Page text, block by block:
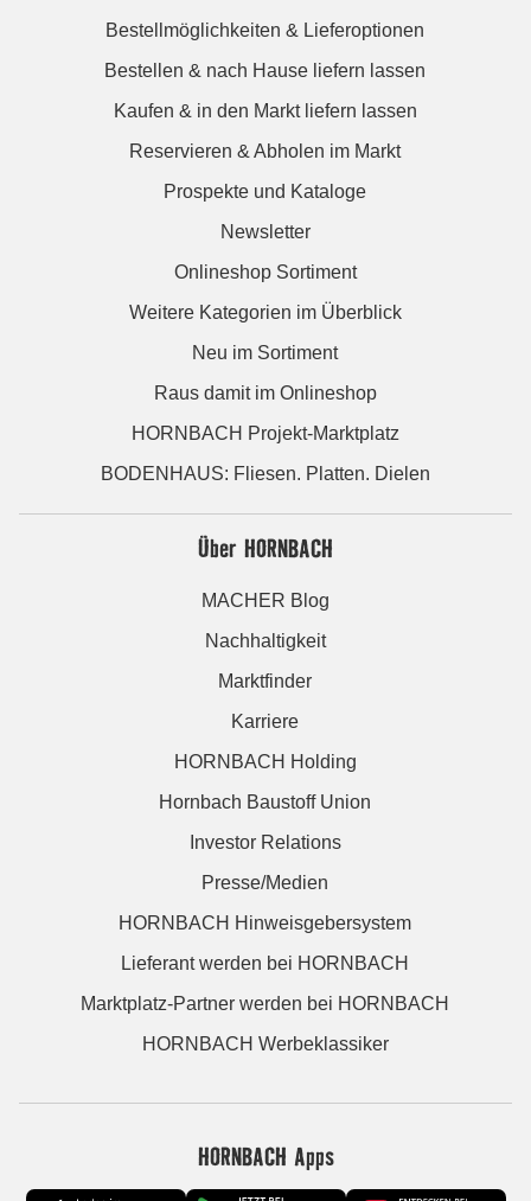
Bestellmöglichkeiten & Lieferoptionen
Bestellen & nach Hause liefern lassen
Kaufen & in den Markt liefern lassen
Reservieren & Abholen im Markt
Prospekte und Kataloge
Newsletter
Onlineshop Sortiment
Weitere Kategorien im Überblick
Neu im Sortiment
Raus damit im Onlineshop
HORNBACH Projekt-Marktplatz
BODENHAUS: Fliesen. Platten. Dielen
Über HORNBACH
MACHER Blog
Nachhaltigkeit
Marktfinder
Karriere
HORNBACH Holding
Hornbach Baustoff Union
Investor Relations
Presse/Medien
HORNBACH Hinweisgebersystem
Lieferant werden bei HORNBACH
Marktplatz-Partner werden bei HORNBACH
HORNBACH Werbeklassiker
HORNBACH Apps